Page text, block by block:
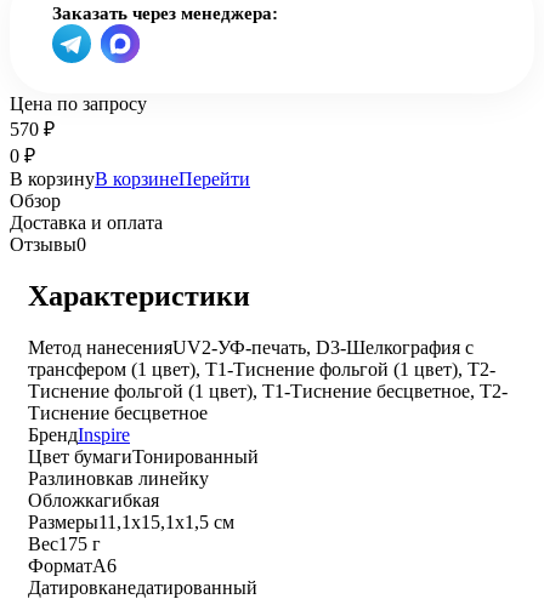
Заказать через менеджера:
Цена по запросу
570 ₽
0 ₽
В корзинуВ корзинеПерейти
Обзор
Доставка и оплата
Отзывы0
Характеристики
Метод нанесенияUV2-УФ-печать, D3-Шелкография с
трансфером (1 цвет), T1-Тиснение фольгой (1 цвет), T2-
Тиснение фольгой (1 цвет), T1-Тиснение бесцветное, T2-
Тиснение бесцветное
БрендInspire
Цвет бумагиТонированный
Разлиновкав линейку
Обложкагибкая
Размеры11,1х15,1х1,5 см
Вес175 г
ФорматА6
Датировканедатированный